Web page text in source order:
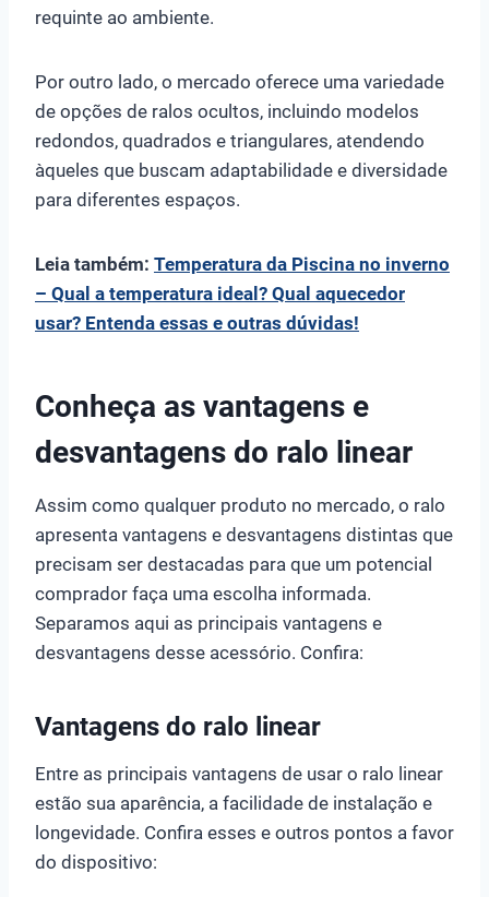
requinte ao ambiente.
Por outro lado, o mercado oferece uma variedade
de opções de ralos ocultos, incluindo modelos
redondos, quadrados e triangulares, atendendo
àqueles que buscam adaptabilidade e diversidade
para diferentes espaços.
Leia também: Temperatura da Piscina no inverno
– Qual a temperatura ideal? Qual aquecedor
usar? Entenda essas e outras dúvidas!
Conheça as vantagens e
desvantagens do ralo linear
Assim como qualquer produto no mercado, o ralo
apresenta vantagens e desvantagens distintas que
precisam ser destacadas para que um potencial
comprador faça uma escolha informada.
Separamos aqui as principais vantagens e
desvantagens desse acessório. Confira:
Vantagens do ralo linear
Entre as principais vantagens de usar o ralo linear
estão sua aparência, a facilidade de instalação e
longevidade. Confira esses e outros pontos a favor
do dispositivo: